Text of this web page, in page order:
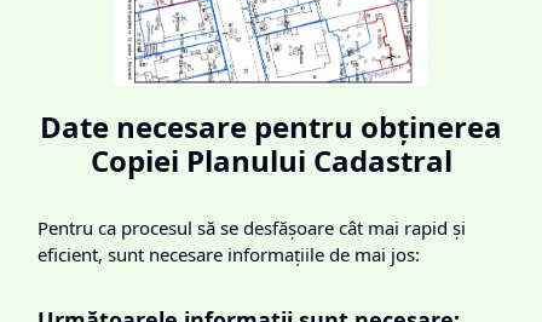
Date necesare pentru obținerea
Copiei Planului Cadastral
Pentru ca procesul să se desfășoare cât mai rapid și
eficient, sunt necesare informațiile de mai jos: